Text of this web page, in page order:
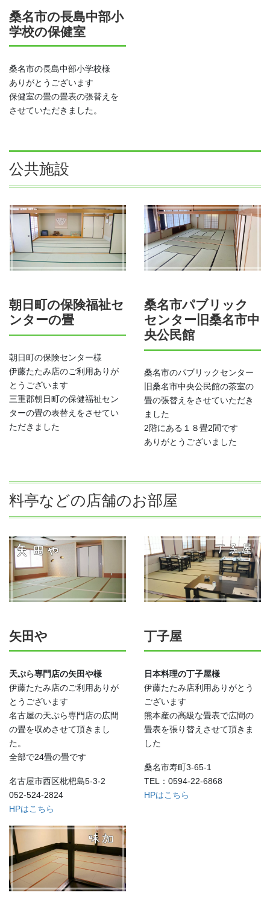
桑名市の長島中部小
学校の保健室
桑名市の長島中部小学校様
ありがとうございます
保健室の畳の畳表の張替えを
させていただきました。
公共施設
朝日町の保険福祉セ
ンターの畳
朝日町の保険センター様
伊藤たたみ店のご利用ありが
とうございます
三重郡朝日町の保健福祉セン
ターの畳の表替えをさせてい
ただきました
桑名市パブリック
センター旧桑名市中
央公民館
桑名市のパブリックセンター
旧桑名市中央公民館の茶室の
畳の張替えをさせていただき
ました
2階にある１８畳2間です
ありがとうございました
料亭などの店舗のお部屋
矢田や
天ぷら専門店の矢田や様
伊藤たたみ店のご利用ありが
とうございます
名古屋の天ぷら専門店の広間
の畳を収めさせて頂きまし
た。
全部で24畳の畳です
名古屋市西区枇杷島5-3-2
052-524-2824
HPはこちら
丁子屋
日本料理の丁子屋様
伊藤たたみ店利用ありがとう
ございます
熊本産の高級な畳表で広間の
畳表を張り替えさせて頂きま
した
桑名市寿町3-65-1
TEL：0594-22-6868
HPはこちら